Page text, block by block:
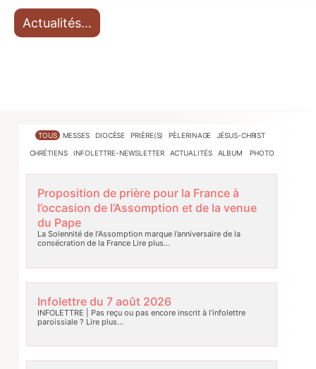
Actualités…
TOUS MESSES DIOCÈSE PRIÈRE(S) PÈLERINAGE JÉSUS-CHRIST
CHRÉTIENS INFOLETTRE-NEWSLETTER ACTUALITÉS ALBUM PHOTO
Proposition de prière pour la France à
l’occasion de l’Assomption et de la venue
du Pape
La Solennité de l’Assomption marque l’anniversaire de la
consécration de la FranceLire plus…
Infolettre du 7 août 2026
INFOLETTRE | Pas reçu ou pas encore inscrit à l’infolettre
paroissiale ? Lire plus…